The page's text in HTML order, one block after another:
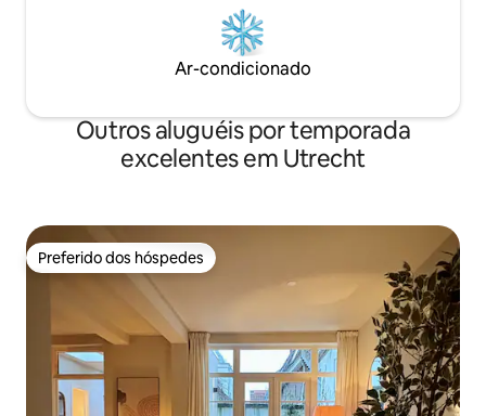
Ar-condicionado
Outros aluguéis por temporada
excelentes em Utrecht
Preferido dos hóspedes
Preferido dos hóspedes